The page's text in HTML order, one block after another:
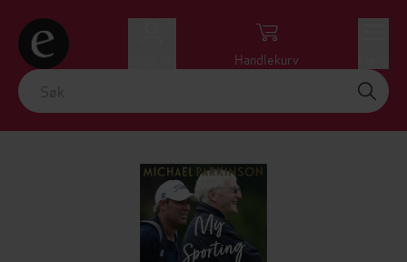
Handlekurv